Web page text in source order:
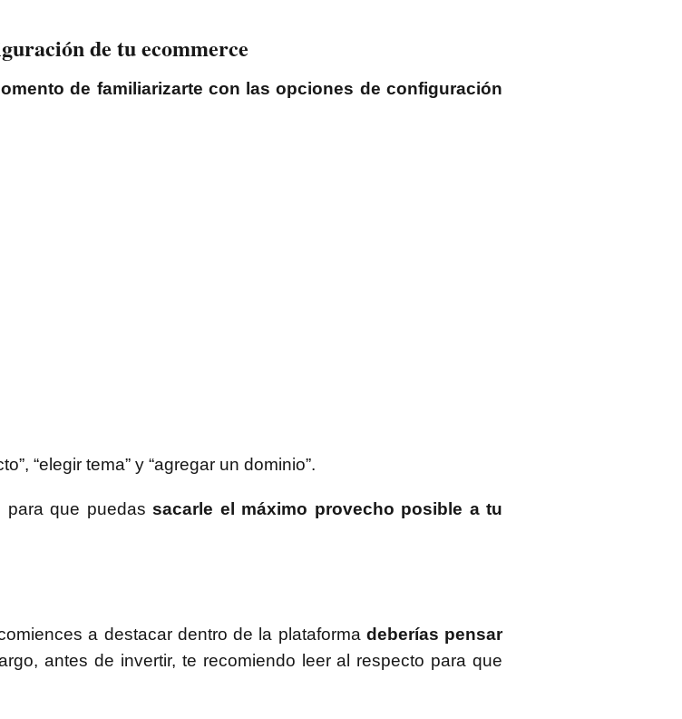
de tu ecommerce
de familiarizarte con las opciones de configuración
“elegir tema” y “agregar un dominio”.
para que puedassacarle el máximo provecho posible a tu
a destacar dentro de la plataforma deberías pensar
antes de invertir, te recomiendo leer al respecto para que